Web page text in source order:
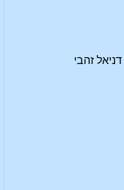
דניאל זהבי